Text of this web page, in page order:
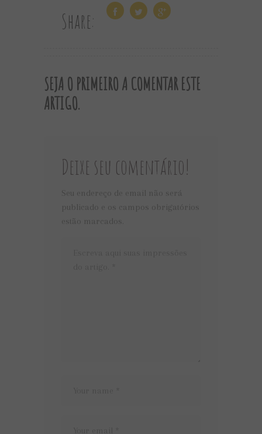
Share:
SEJA O PRIMEIRO A COMENTAR ESTE
ARTIGO.
Deixe seu comentário!
Seu endereço de email não será
publicado e os campos obrigatórios
estão marcados.